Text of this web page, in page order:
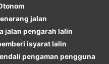
jalan
jalan pengarah lalin
isyarat lalin
pengaman pengguna